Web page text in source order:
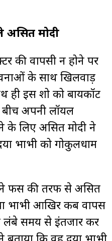
असित मोदी
की वापसी न होने पर
के साथ खिलवाड़
ही इस शो को बायकॉट
अपनी लॉयल
लिए असित मोदी ने
भाभी को गोकुलधाम
ने फैंस की तरफ से असित
भाभी आखिर कब वापस
समय से इंतजार कर
बताया कि वह दया भाभी